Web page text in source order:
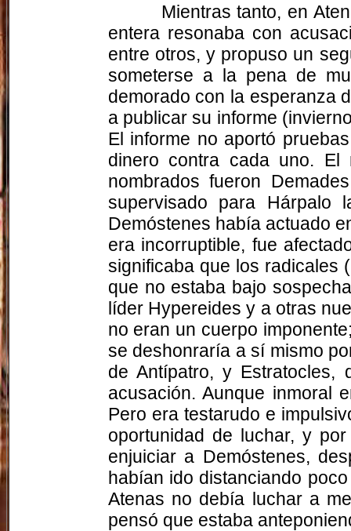
Mientras tanto, en
entera resonaba con
entre otros, y propuso un
someterse a la pena de
demorado con la esperanza
a publicar su informe
El informe no aportó
dinero contra cada uno. El
nombrados fueron
supervisado para Hárpalo
Demóstenes había actuado
era incorruptible, fue
significaba que los radicales
que no estaba bajo
líder Hypereides y a otras
no eran un cuerpo
se deshonraría a sí mismo
de Antípatro, y
acusación. Aunque inmoral
Pero era testarudo e
oportunidad de luchar, y
enjuiciar a Demóstenes,
habían ido distanciando
Atenas no debía luchar a
pensó que estaba